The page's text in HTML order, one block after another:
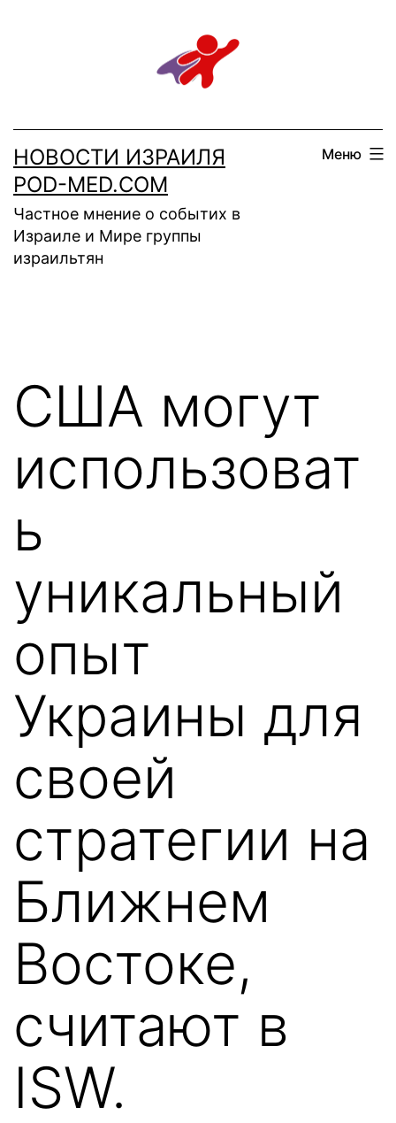
НОВОСТИ ИЗРАИЛЯ
POD-MED.COM
Частное мнение о событих в
Израиле и Мире группы
израильтян
Меню
США могут
использоват
ь
уникальный
опыт
Украины для
своей
стратегии на
Ближнем
Востоке,
считают в
ISW.